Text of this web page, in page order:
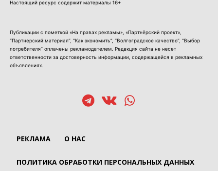
Настоящий ресурс содержит материалы 16+
Публикации с пометкой «На правах рекламы», «Партнёрский проект»,
“Партнерский материал”, “Как экономить”, “Волгоградское качество”, “Выбор
потребителя” оплачены рекламодателем. Редакция сайта не несет
ответственности за достоверность информации, содержащейся в рекламных
объявлениях.
РЕКЛАМА О НАС
ПОЛИТИКА ОБРАБОТКИ ПЕРСОНАЛЬНЫХ ДАННЫХ